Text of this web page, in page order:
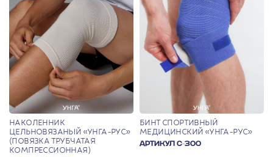
НАКОЛЕННИК
ЦЕЛЬНОВЯЗАНЫЙ «УНГА-РУС»
(ПОВЯЗКА ТРУБЧАТАЯ
КОМПРЕССИОННАЯ)
БИНТ СПОРТИВНЫЙ
МЕДИЦИНСКИЙ «УНГА-РУС»
АРТИКУЛ С-300